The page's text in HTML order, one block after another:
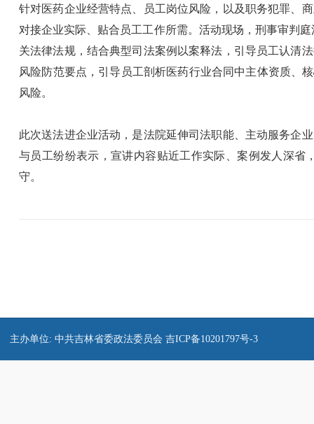
针对医药企业经营特点、员工岗位风险，以及职务犯罪、
对接企业实际、贴合员工工作所需。活动现场，刑事审判
关法律法规，结合典型司法案例以案释法，引导员工认清
风险防范要点，引导员工剖析医药行业合同中主体资质、
风险。
此次送法进企业活动，是法院延伸司法职能、主动服务企
与员工纷纷表示，宣讲内容贴近工作实际、案例发人深
守。
主办单位: 中共吉林省委政法委员会 吉ICP备10201797号-3